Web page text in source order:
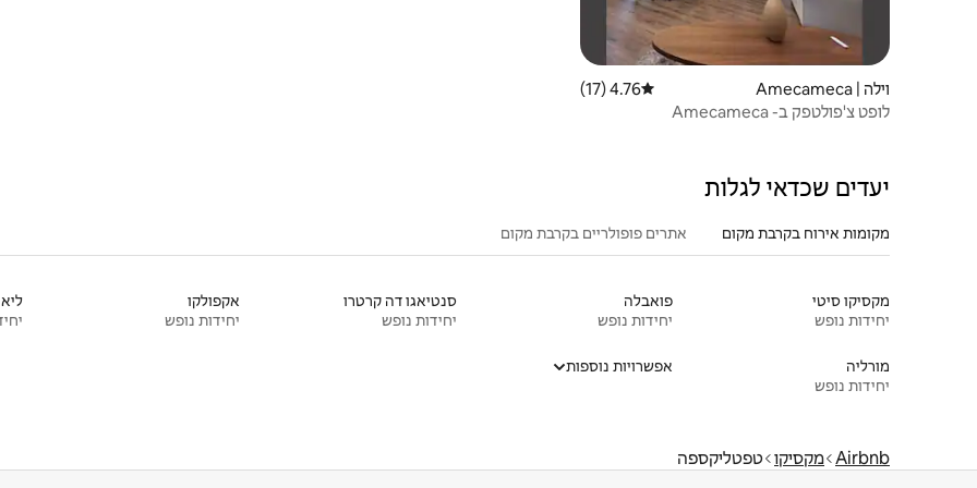
וילה | Amecameca דירוג ממוצע של 4.76 מתוך 5, 17 ביקורות
4.76 (17)
לופט צ'פולטפק ב- Amecameca
יעדים שכדאי לגלות
מקומות אירוח בקרבת מקום אתרים פופולריים בקרבת מקום
מקסיקו סיטי
יחידות נופש
פואבלה
יחידות נופש
סנטיאגו דה קרטרו
יחידות נופש
אקפולקו
יחידות נופש
מורליה
יחידות נופש
אפשרויות נוספות
Airbnb מקסיקו טפטליקספה